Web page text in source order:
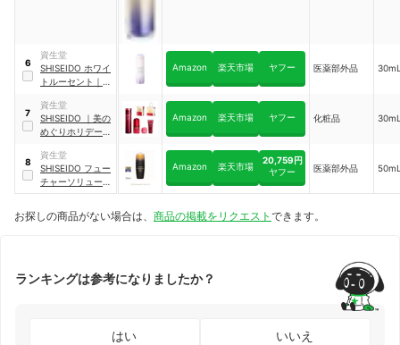
6
資生堂
SHISEIDO ホワイ
トルーセント ｜
マイクロＳ セラム
Amazon 楽天市場 ヤフー 医薬部外品
7
資生堂
SHISEIDO
｜ 美の
めぐりホリデーキ
Amazon 楽天市場 ヤフー 化粧品
8
資生堂
SHISEIDO フュー
チャーソリューシ
ョン LX｜インテ
グ ブリリアンス
Amazon 楽天市場
20,759円
ヤフー
医薬部外品
お探しの商品がない場合は、 商品の掲載をリクエスト できます。
ランキングは参考になりましたか？
はい いいえ